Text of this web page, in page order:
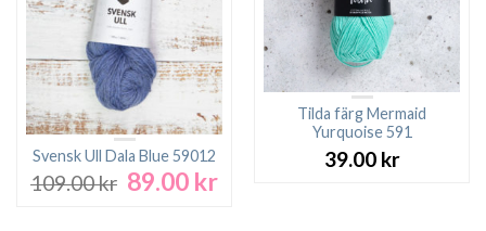
Svensk Ull Dala Blue 59012
109.00kr Det
89.00 krDet
Tilda färg Mermaid
Yurquoise 591
39.00 kr